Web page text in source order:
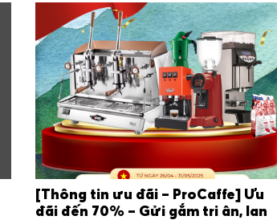
[Thông tin ưu đãi – ProCaffe] Ưu
đãi đến 70% – Gửi gắm tri ân, lan